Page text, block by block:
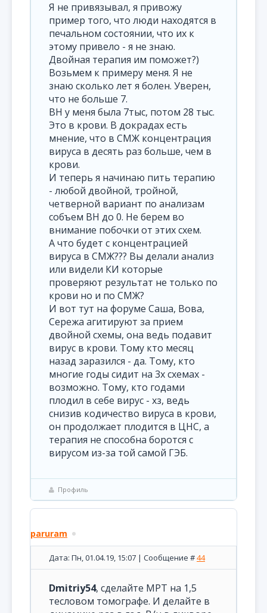
Я не привязывал, я привожу
пример того, что люди находятся в
печальном состоянии, что их к
этому привело - я не знаю.
Двойная терапия им поможет?)
Возьмем к примеру меня. Я не
знаю сколько лет я болен. Уверен,
что не больше 7.
ВН у меня была 7тыс, потом 28 тыс.
Это в крови. В докрадах есть
мнение, что в СМЖ концентрация
вируса в десять раз больше, чем в
крови.
И теперь я начинаю пить терапию
- любой двойной, тройной,
четверной вариант по анализам
собъем ВН до 0. Не берем во
внимание побочки от этих схем.
А что будет с концентрацией
вируса в СМЖ??? Вы делали анализ
или видели КИ которые
проверяют результат не только по
крови но и по СМЖ?
И вот тут на форуме Саша, Вова,
Сережа агитируют за прием
двойной схемы, она ведь подавит
вирус в крови. Тому кто месяц
назад заразился - да. Тому, кто
многие годы сидит на 3х схемах -
возможно. Тому, кто годами
плодил в себе вирус - хз, ведь
снизив кодичество вируса в крови,
он продолжает плодится в ЦНС, а
терапия не способна боротся с
вирусом из-за той самой ГЭБ.
Профиль
paruram
Дата: Пн, 01.04.19, 15:07 | Сообщение #44
Dmitriy54, сделайте МРТ на 1,5
тесловом томографе. И делайте в